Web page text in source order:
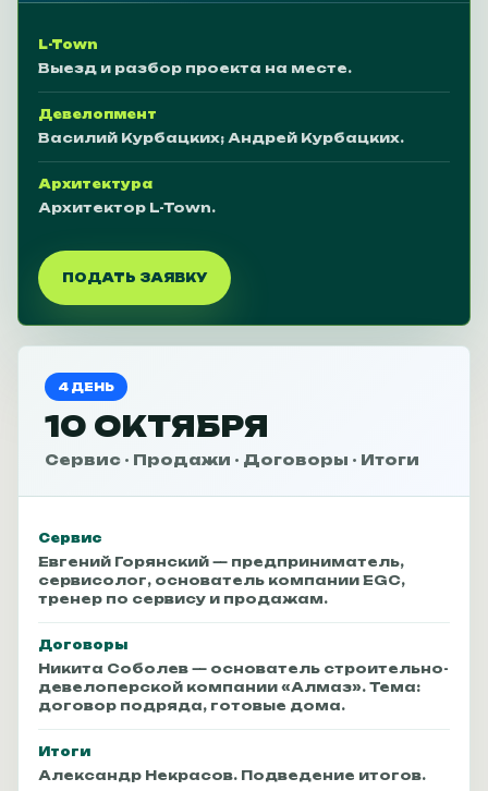
L-Town
Выезд и разбор проекта на месте.
Девелопмент
Василий Курбацких; Андрей Курбацких.
Архитектура
Архитектор L-Town.
ПОДАТЬ ЗАЯВКУ
4 ДЕНЬ
10 ОКТЯБРЯ
Сервис · Продажи · Договоры · Итоги
Сервис
Евгений Горянский — предприниматель,
сервисолог, основатель компании EGC,
тренер по сервису и продажам.
Договоры
Никита Соболев — основатель строительно-
девелоперской компании «Алмаз». Тема:
договор подряда, готовые дома.
Итоги
Александр Некрасов. Подведение итогов.